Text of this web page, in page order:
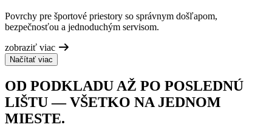
Povrchy pre športové priestory so správnym došľapom,
bezpečnosťou a jednoduchým servisom.
zobraziť viac
Načítať viac
OD PODKLADU AŽ PO POSLEDNÚ
LIŠTU — VŠETKO NA JEDNOM
MIESTE.